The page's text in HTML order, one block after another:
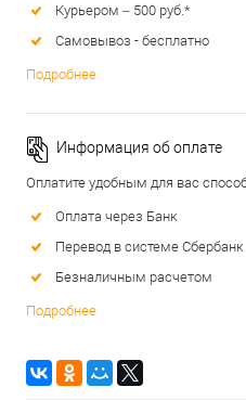
Курьером – 500 руб.*
Самовывоз - бесплатно
Подробнее
Информация об оплате
Оплатите удобным для вас
Оплата через Банк
Перевод в системе Сбербанк
Безналичным расчетом
Подробнее